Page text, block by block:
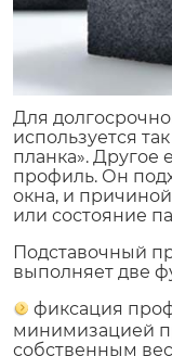
Для
используется
планка». Другое
профиль. Он
окна, и
или состояние
Подставочный
выполняет две
фиксация
минимизацией
собственным